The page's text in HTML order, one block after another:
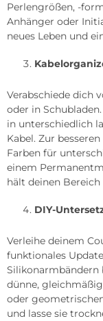
Perlengrößen, -
Anhänger oder
neues Leben und
Verabschiede dich
oder in
in unterschiedlich
Kabel. Zur
Farben für
einem
hält deinen
DIY-
Verleihe deinem
funktionales
Silikonarmbändern
dünne,
oder
und lasse sie